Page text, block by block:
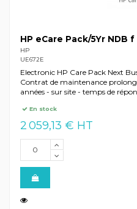
HP eCare Pack/5Yr NDB f
HP
UE672E
Electronic HP Care Pack Next
Contrat de maintenance
années - sur site - temps de
En stock
2 059,13 € HT